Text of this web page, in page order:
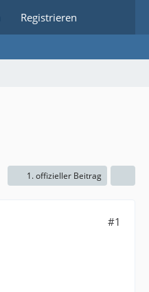
Registrieren
1. offizieller Beitrag
#1